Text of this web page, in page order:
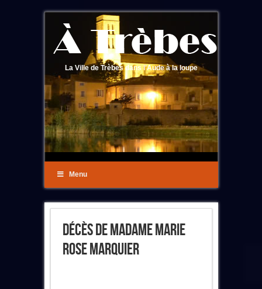
La Ville de Trèbes dans l'Aude à la loupe
Menu
Décès De Madame Marie
Rose Marquier